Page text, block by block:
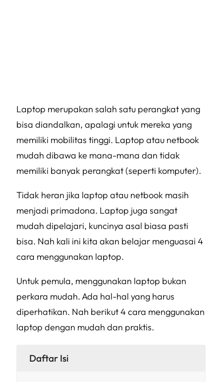
Laptop merupakan salah satu perangkat yang
bisa diandalkan, apalagi untuk mereka yang
memiliki mobilitas tinggi. Laptop atau netbook
mudah dibawa ke mana-mana dan tidak
memiliki banyak perangkat (seperti komputer).
Tidak heran jika laptop atau netbook masih
menjadi primadona. Laptop juga sangat
mudah dipelajari, kuncinya asal biasa pasti
bisa. Nah kali ini kita akan belajar menguasai 4
cara menggunakan laptop.
Untuk pemula, menggunakan laptop bukan
perkara mudah. Ada hal-hal yang harus
diperhatikan. Nah berikut 4 cara menggunakan
laptop dengan mudah dan praktis.
Daftar Isi